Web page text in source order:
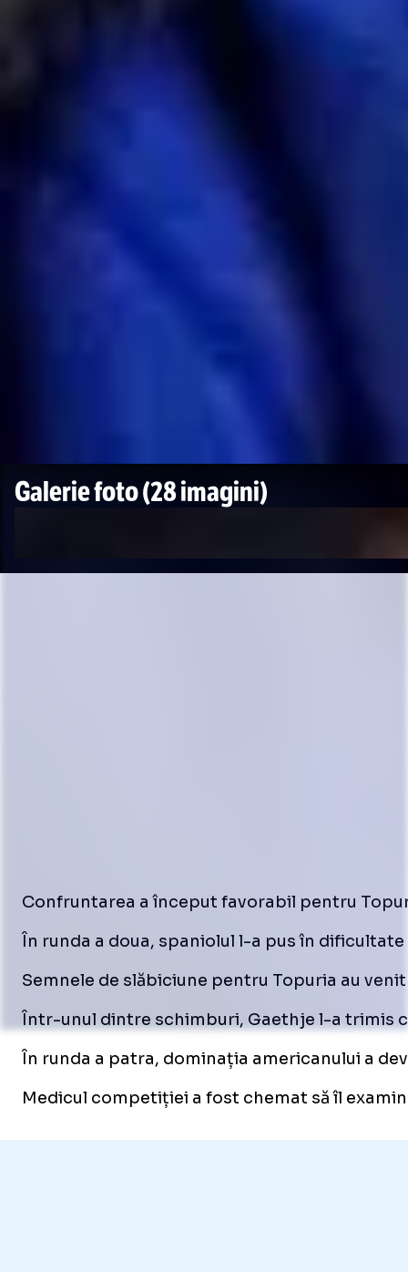
Galerie foto(28 imagini)
Confruntarea a început favorabil pentru
În runda a doua, spaniolul l-a pus în
Semnele de slăbiciune pentru Topuria au
Într-unul dintre schimburi, Gaethje l-a trimis
În runda a patra, dominația americanului a
Medicul competiției a fost chemat să îl